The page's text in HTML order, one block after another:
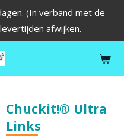
(In verband met de
afwijken.
Chuckit!® Ultra
Links